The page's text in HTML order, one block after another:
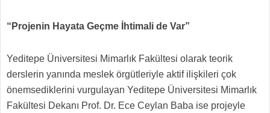
“Projenin Hayata Geçme İhtimali de Var”
Yeditepe Üniversitesi Mimarlık Fakültesi olarak teorik
derslerin yanında meslek örgütleriyle aktif ilişkileri çok
önemsediklerini vurgulayan Yeditepe Üniversitesi Mimarlık
Fakültesi Dekanı Prof. Dr. Ece Ceylan Baba ise projeyle